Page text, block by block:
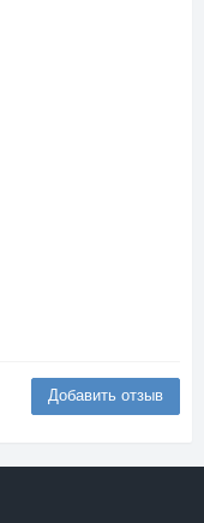
Добавить отзыв